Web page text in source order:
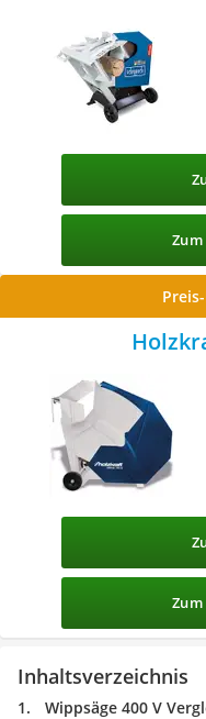
Inhaltsverzeichnis
Wippsäge 400 V